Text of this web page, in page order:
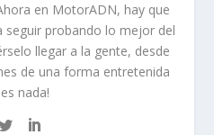
en MotorADN, hay que
seguir probando lo mejor del
llegar a la gente, desde
de una forma entretenida
es nada!